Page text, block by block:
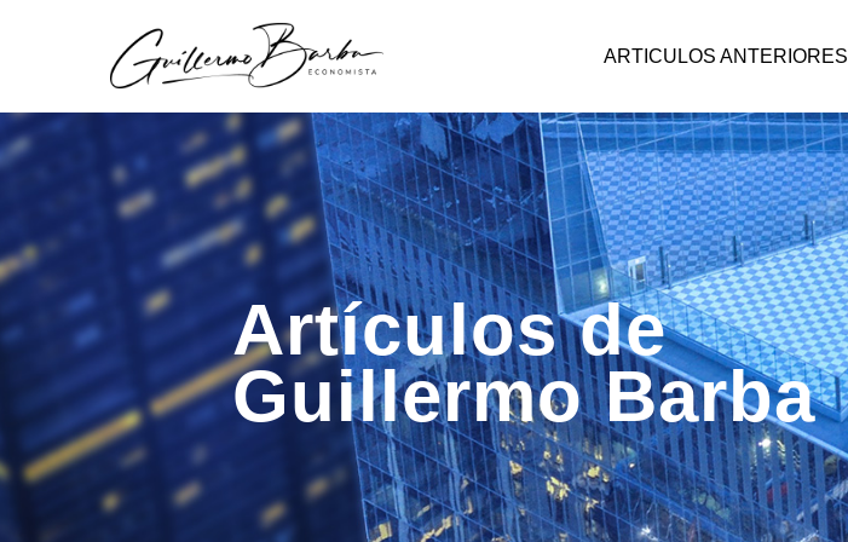
ARTICULOS ANTERIORES
Artículos de
Guillermo Barba